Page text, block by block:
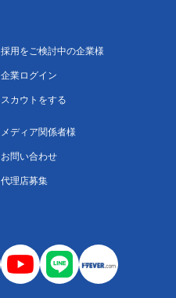
採用をご検討中の企業様
企業ログイン
スカウトをする
メディア関係者様
お問い合わせ
代理店募集